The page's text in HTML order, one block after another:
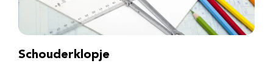
Schouderklopje